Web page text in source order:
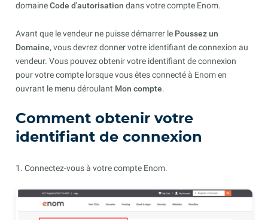
domaineCode d'autorisation dans votre compte Enom.
Avant que le vendeur ne puisse démarrer le Poussez un
Domaine, vous devrez donner votre identifiant de connexion au
vendeur. Vous pouvez obtenir votre identifiant de connexion
pour votre compte lorsque vous êtes connecté à Enom en
ouvrant le menu déroulant Mon compte.
Comment obtenir votre
identifiant de connexion
1. Connectez-vous à votre compte Enom.